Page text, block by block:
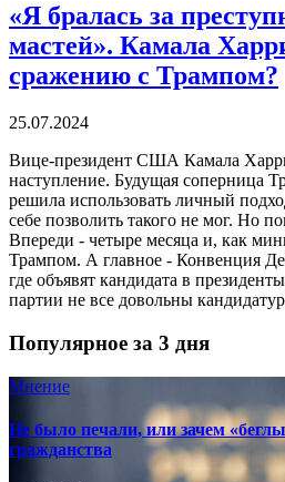
«Я бралась за
мастей». Камала
сражению с Трампом?
25.07.2024
Вице-президент США Камала
наступление. Будущая соперница
решила использовать личный
себе позволить такого не мог. Но
Впереди - четыре месяца и, как
Трампом. А главное - Конвенция
где объявят кандидата в
партии не все довольны
Популярное за 3 дня
Мнение
Не было печали, или зачем
гражданства